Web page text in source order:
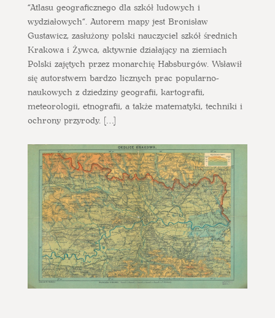
“Atlasu geograficznego dla szkół ludowych i
wydziałowych“. Autorem mapy jest Bronisław
Gustawicz, zasłużony polski nauczyciel szkół średnich
Krakowa i Żywca, aktywnie działający na ziemiach
Polski zajętych przez monarchię Habsburgów. Wsławił
się autorstwem bardzo licznych prac popularno-
naukowych z dziedziny geografii, kartografii,
meteorologii, etnografii, a także matematyki, techniki i
ochrony przyrody. […]